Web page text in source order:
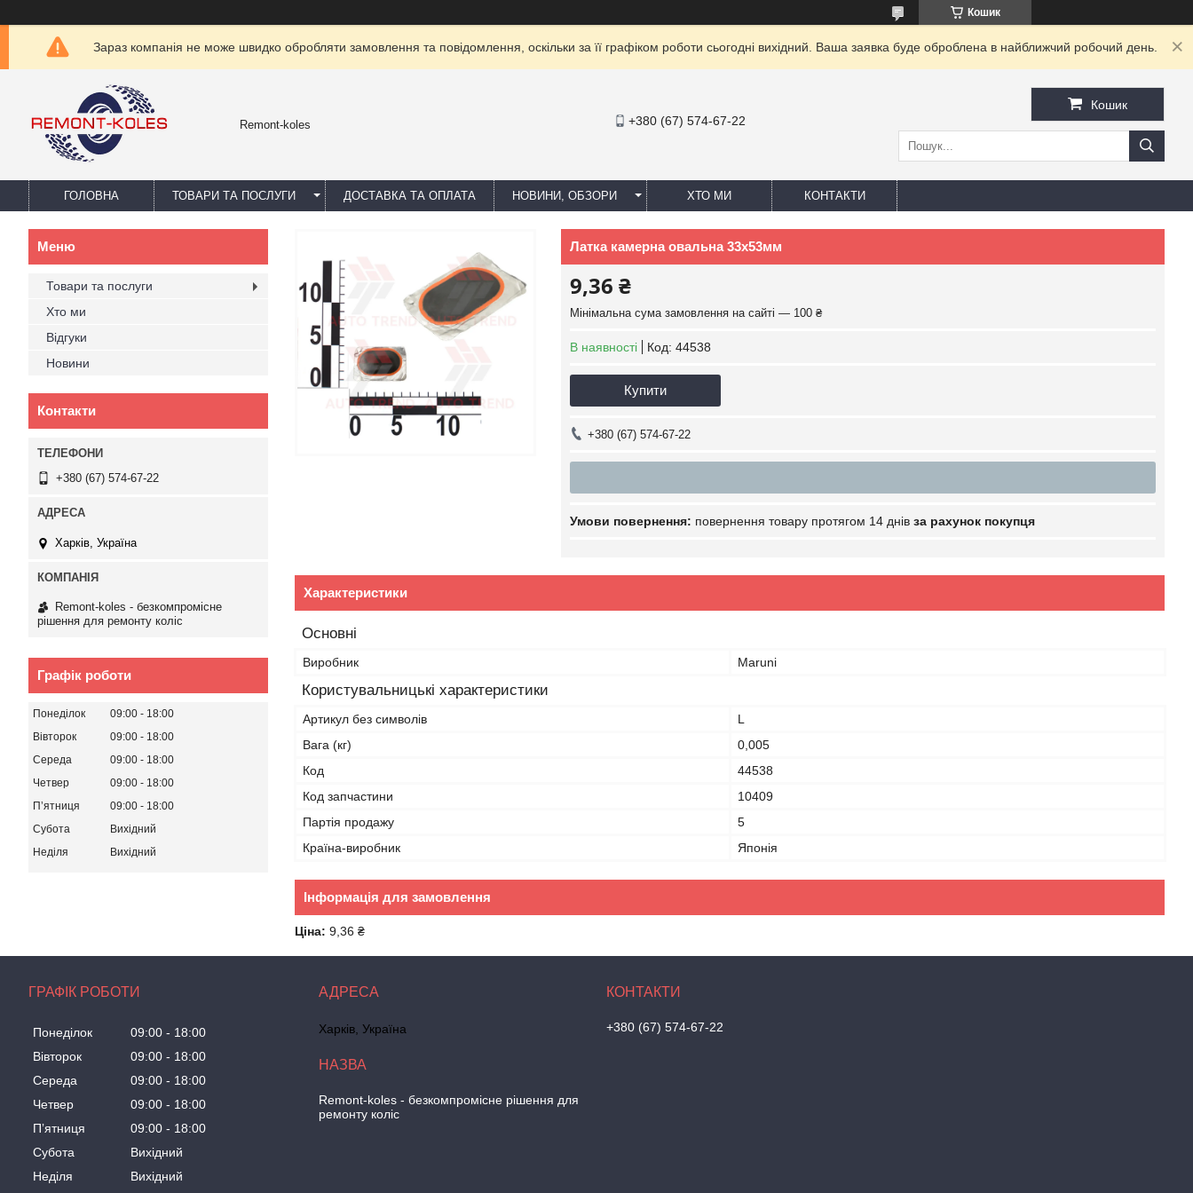
Кошик
Зараз компанія не може швидко обробляти замовлення та повідомлення, оскільки за її графіком роботи сьогодні вихідний. Ваша заявка буде оброблена в найближчий робочий день.
Remont-koles +380 (67) 574-67-22
Кошик
ГОЛОВНА ТОВАРИ ТА ПОСЛУГИ ДОСТАВКА ТА ОПЛАТА НОВИНИ, ОБЗОРИ ХТО МИ КОНТАКТИ
Латка камерна овальна 33х53мм
9,36 ₴
Мінімальна сума замовлення на сайті — 100 ₴
В наявності Код: 44538
Купити
+380 (67) 574-67-22
повернення товару протягом 14 днів за рахунок покупця
Характеристики
Основні
Виробник Maruni
Користувальницькі характеристики
Артикул без символів
L
Вага (кг)
0,005
Код
44538
Код запчастини
10409
Партія продажу
5
Країна-виробник
Японія
Інформація для замовлення
Ціна: 9,36 ₴
Товари та послуги
Хто ми
Відгуки
Новини
Контакти
+380 (67) 574-67-22
Харків, Україна
Remont-koles - безкомпромісне
рішення для ремонту коліс
Графік роботи
Понеділок 09:00
18:00
Вівторок
09:00
18:00
Середа
09:00
18:00
Четвер
09:00
18:00
Пʼятниця
09:00
18:00
Субота
Вихідний
Неділя
Вихідний
ГРАФІК РОБОТИ
Понеділок 09:00
18:00
Вівторок
09:00
18:00
Середа
09:00
18:00
Четвер
09:00
18:00
Пʼятниця
09:00
18:00
Субота
Вихідний
Неділя
Вихідний
Харків, Україна
Remont-koles - безкомпромісне рішення для
ремонту коліс
+380 (67) 574-67-22